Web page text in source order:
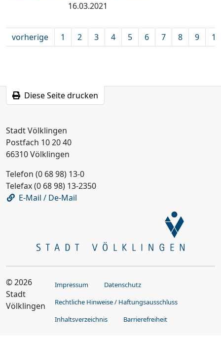
16.03.2021
vorherige 1 2 3 4 5 6 7 8 9 10
Diese Seite drucken
Stadt Völklingen
Postfach 10 20 40
66310 Völklingen
Telefon (0 68 98) 13-0
Telefax (0 68 98) 13-2350
E-Mail / De-Mail
© 2026
Stadt
Völklingen
Impressum
Datenschutz
Rechtliche Hinweise / Haftungsausschluss
Inhaltsverzeichnis
Barrierefreiheit